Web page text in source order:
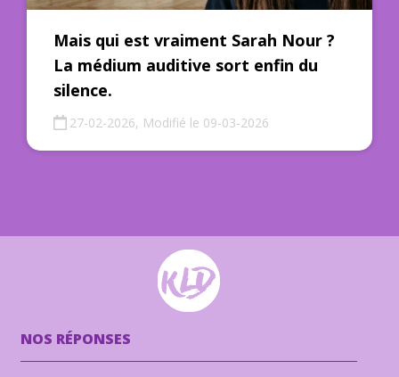
Mais qui est vraiment Sarah Nour ?
La médium auditive sort enfin du
silence.
27-02-2026, Modifié le 09-03-2026
NOS RÉPONSES